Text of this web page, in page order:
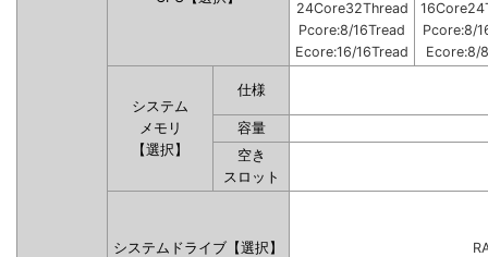
24Core32Thread
Pcore:8/16Tread
Ecore:16/16Tread
Pcore:8/
Ecore:8/
システム
メモリ
【選択】
仕様
容量
空き
スロット
システムドライブ【選択】